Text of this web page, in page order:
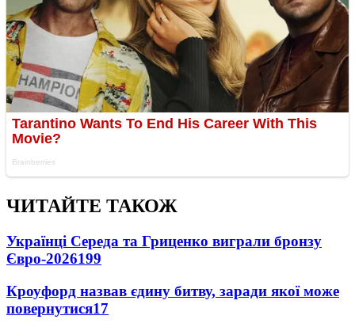
ЧИТАЙТЕ ТАКОЖ
Українці Середа та Гриценко виграли бронзу
Євро-2026199
Кроуфорд назвав єдину битву, заради якої може
повернутися17